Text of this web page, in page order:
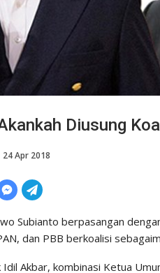
Diusung
24 Apr 2018
Subianto berpasangan
dan PBB berkoalisi
Akbar, kombinasi Ketua